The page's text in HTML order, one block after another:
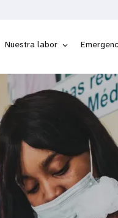
Nuestra labor